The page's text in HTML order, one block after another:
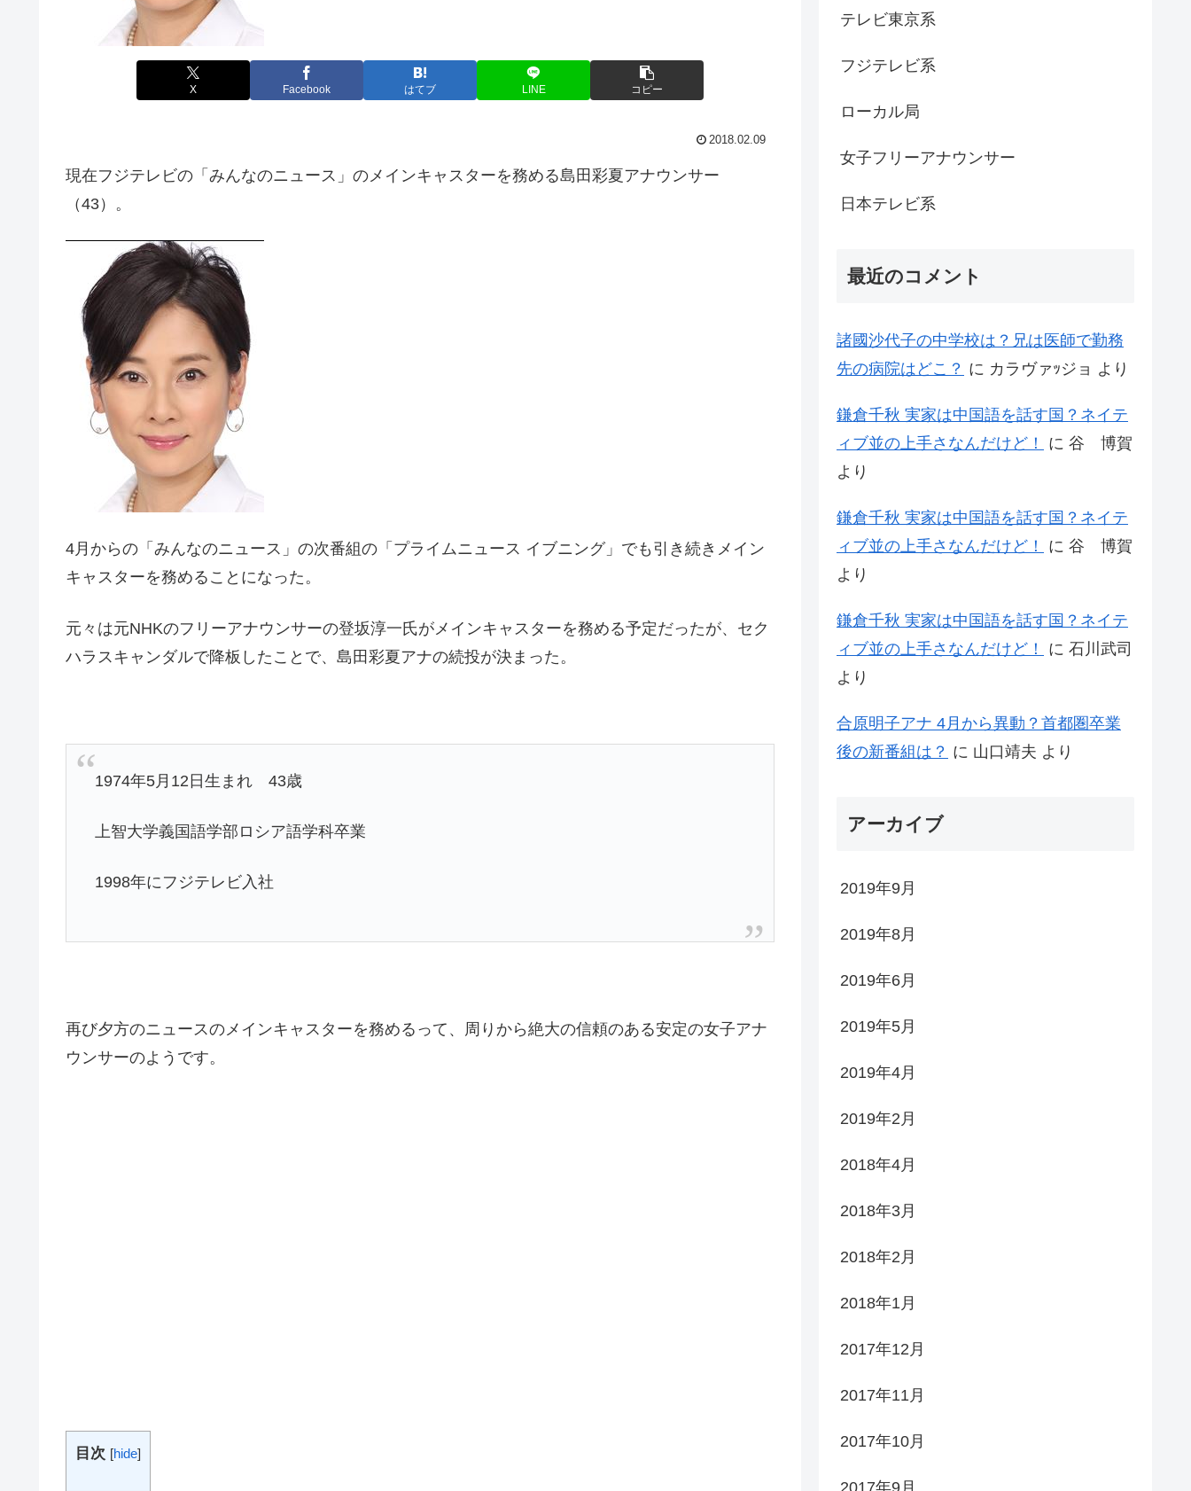
X Facebook はてブ LINE コピー
2018.02.09
現在フジテレビの「みんなのニュース」のメインキャスターを務める島田彩夏アナウンサー
（43）。
4月からの「みんなのニュース」の次番組の「プライムニュース イブニング」でも引き続きメイン
キャスターを務めることになった。
元々は元NHKのフリーアナウンサーの登坂淳一氏がメインキャスターを務める予定だったが、セク
ハラスキャンダルで降板したことで、島田彩夏アナの続投が決まった。
1974年5月12日生まれ 43歳
上智大学義国語学部ロシア語学科卒業
1998年にフジテレビ入社
再び夕方のニュースのメインキャスターを務めるって、周りから絶大の信頼のある安定の女子アナ
ウンサーのようです。
目次 [hide]
テレビ東京系
フジテレビ系
ローカル局
女子フリーアナウンサー
日本テレビ系
最近のコメント
諸國沙代子の中学校は？兄は医師で勤務
先の病院はどこ？ に カラヴァｯジョ より
鎌倉千秋 実家は中国語を話す国？ネイテ
ィブ並の上手さなんだけど！
に 谷 博賀
より
鎌倉千秋 実家は中国語を話す国？ネイテ
ィブ並の上手さなんだけど！
に 谷 博賀
より
鎌倉千秋 実家は中国語を話す国？ネイテ
ィブ並の上手さなんだけど！
に 石川武司
より
合原明子アナ 4月から異動？首都圏卒業
後の新番組は？ に 山口靖夫 より
アーカイブ
2019年9月
2019年8月
2019年6月
2019年5月
2019年4月
2019年2月
2018年4月
2018年3月
2018年2月
2018年1月
2017年12月
2017年11月
2017年10月